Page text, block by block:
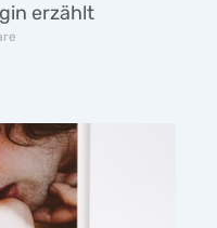
erzählt